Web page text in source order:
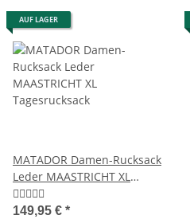
AUF LAGER
MATADOR Damen-Rucksack
Leder MAASTRICHT XL
Tagesrucksack
149,95 € *